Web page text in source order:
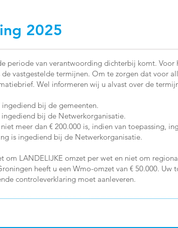
2025
periode van verantwoording dichterbij komt. Voor
vastgestelde termijnen. Om te zorgen dat voor
Wel informeren wij u alvast over de
ingediend bij de gemeenten.
bij de Netwerkorganisatie.
meer dan € 200.000 is, indien van toepassing,
is ingediend bij de Netwerkorganisatie.
om LANDELIJKE omzet per wet en niet om
heeft u een Wmo-omzet van € 50.000. Uw
controleverklaring moet aanleveren.